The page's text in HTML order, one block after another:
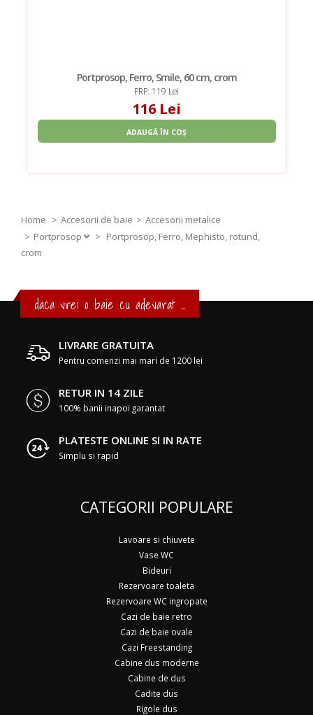
Portprosop, Ferro, Smile, 60 cm, crom
PRP: 119 Lei
116 Lei
ADAUGĂ ÎN COȘ
Home Accesorii de baie
Accesorii metalice
Portprosop
> Portprosop, Ferro, Mephisto, rotund,
crom
daca vrei o baie cu adevarat ...
LIVRARE GRATUITA
Pentru comenzi mai mari de 1200 lei
RETUR IN 14 ZILE
100% banii inapoi garantat
PLATESTE ONLINE SI IN RATE
Simplu si rapid
CATEGORII POPULARE
Lavoare si chiuvete
Vase WC
Bideuri
Rezervoare toaleta
Rezervoare WC ingropate
Cazi de baie retro
Cazi de baie ovale
Cazi Freestanding
Cabine dus moderne
Cabine de dus
Cadite dus
Rigole dus